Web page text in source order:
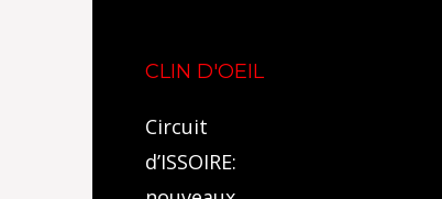
CLIN D'OEIL
Circuit
d’ISSOIRE: